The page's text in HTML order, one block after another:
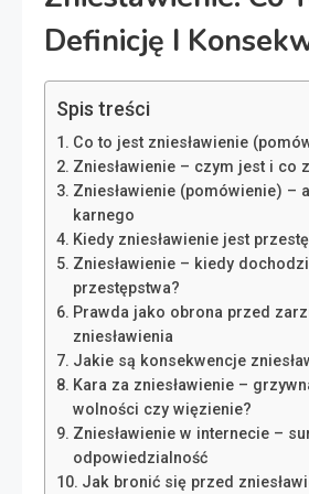
Definicję I
Spis treści
Co to jest zniesławienie
Zniesławienie – czym jest i co
Zniesławienie (pomówienie) –
karnego
Kiedy zniesławienie jest
Zniesławienie – kiedy
przestępstwa?
Prawda jako obrona przed
zniesławienia
Jakie są konsekwencje
Kara za zniesławienie –
wolności czy więzienie?
Zniesławienie w internecie –
odpowiedzialność
Jak bronić się przed